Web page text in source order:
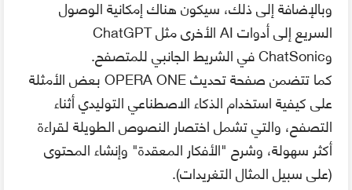
وبالإضافة إلى ذلك، سيكون هناك إمكانية الوصول
السريع إلى أدوات AI الأخرى مثل ChatGPT
وChatSonic في الشريط الجانبي للمتصفح.
كما تتضمن صفحة تحديث OPERA ONE بعض الأمثلة
على كيفية استخدام الذكاء الاصطناعي التوليدي أثناء
التصفح، والتي تشمل اختصار النصوص الطويلة لقراءة
أكثر سهولة، وشرح "الأفكار المعقدة" وإنشاء المحتوى
(على سبيل المثال التغريدات).